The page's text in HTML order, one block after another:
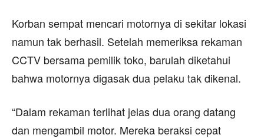
Korban sempat mencari motornya di sekitar lokasi
namun tak berhasil. Setelah memeriksa rekaman
CCTV bersama pemilik toko, barulah diketahui
bahwa motornya digasak dua pelaku tak dikenal.
“Dalam rekaman terlihat jelas dua orang datang
dan mengambil motor. Mereka beraksi cepat